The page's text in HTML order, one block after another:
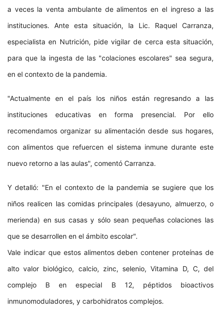
a veces la venta ambulante de alimentos en el ingreso a las
instituciones. Ante esta situación, la Lic. Raquel Carranza,
especialista en Nutrición, pide vigilar de cerca esta situación,
para que la ingesta de las "colaciones escolares" sea segura,
en el contexto de la pandemia.
"Actualmente en el país los niños están regresando a las
instituciones educativas en forma presencial. Por ello
recomendamos organizar su alimentación desde sus hogares,
con alimentos que refuercen el sistema inmune durante este
nuevo retorno a las aulas", comentó Carranza.
Y detalló: "En el contexto de la pandemia se sugiere que los
niños realicen las comidas principales (desayuno, almuerzo, o
merienda) en sus casas y sólo sean pequeñas colaciones las
que se desarrollen en el ámbito escolar".
Vale indicar que estos alimentos deben contener proteínas de
alto valor biológico, calcio, zinc, selenio, Vitamina D, C, del
complejo B en especial B 12, péptidos bioactivos
inmunomoduladores, y carbohidratos complejos.